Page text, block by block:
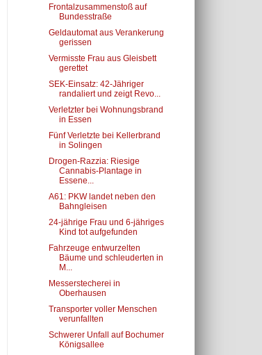
Frontalzusammenstoß auf
Bundesstraße
Geldautomat aus Verankerung
gerissen
Vermisste Frau aus Gleisbett
gerettet
SEK-Einsatz: 42-Jähriger
randaliert und zeigt Revo...
Verletzter bei Wohnungsbrand
in Essen
Fünf Verletzte bei Kellerbrand
in Solingen
Drogen-Razzia: Riesige
Cannabis-Plantage in
Essene...
A61: PKW landet neben den
Bahngleisen
24-jährige Frau und 6-jähriges
Kind tot aufgefunden
Fahrzeuge entwurzelten
Bäume und schleuderten in
M...
Messerstecherei in
Oberhausen
Transporter voller Menschen
verunfallten
Schwerer Unfall auf Bochumer
Königsallee